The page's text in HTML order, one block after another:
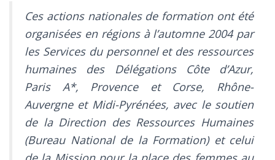
Ces actions nationales de formation ont été
organisées en régions à l’automne 2004 par
les Services du personnel et des ressources
humaines des Délégations Côte d’Azur,
Paris A*, Provence et Corse, Rhône-
Auvergne et Midi-Pyrénées, avec le soutien
de la Direction des Ressources Humaines
(Bureau National de la Formation) et celui